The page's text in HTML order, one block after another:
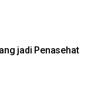
jadi Penasehat